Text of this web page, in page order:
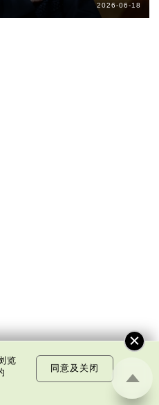
2026-06-18
览
同意及关闭